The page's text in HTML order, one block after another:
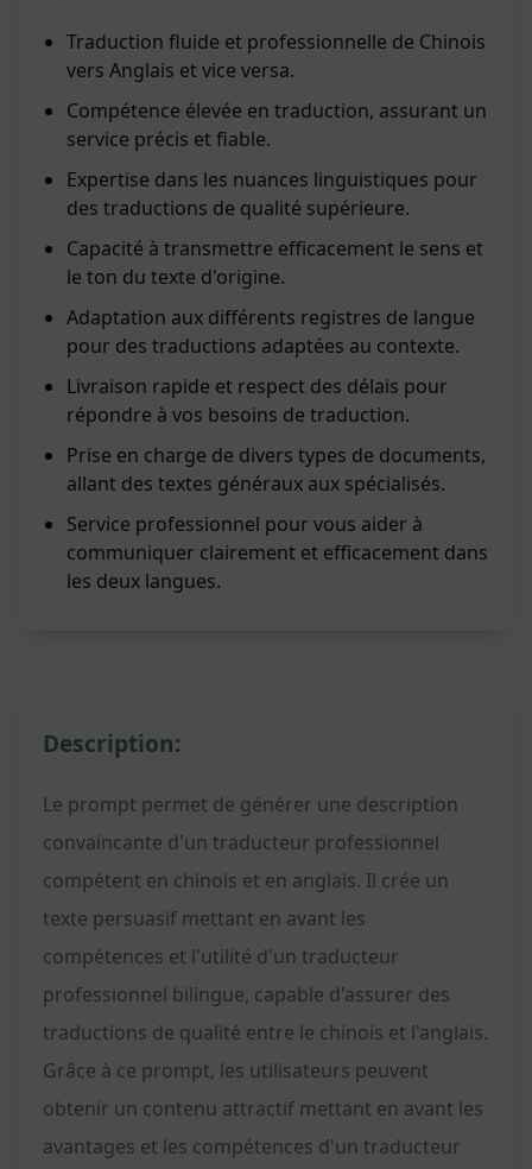
Traduction fluide et professionnelle de Chinois
vers Anglais et vice versa.
Compétence élevée en traduction, assurant un
service précis et fiable.
Expertise dans les nuances linguistiques pour
des traductions de qualité supérieure.
Capacité à transmettre efficacement le sens et
le ton du texte d'origine.
Adaptation aux différents registres de langue
pour des traductions adaptées au contexte.
Livraison rapide et respect des délais pour
répondre à vos besoins de traduction.
Prise en charge de divers types de documents,
allant des textes généraux aux spécialisés.
Service professionnel pour vous aider à
communiquer clairement et efficacement dans
les deux langues.
Description:
Le prompt permet de générer une description
convaincante d'un traducteur professionnel
compétent en chinois et en anglais. Il crée un
texte persuasif mettant en avant les
compétences et l'utilité d'un traducteur
professionnel bilingue, capable d'assurer des
traductions de qualité entre le chinois et l'anglais.
Grâce à ce prompt, les utilisateurs peuvent
obtenir un contenu attractif mettant en avant les
avantages et les compétences d'un traducteur